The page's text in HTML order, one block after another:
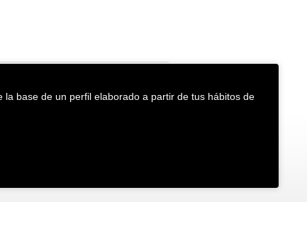
base de un perfil elaborado a partir de tus hábitos de